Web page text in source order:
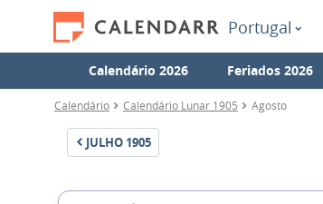
Portugal
Calendário 2026 Feriados 2026
Calendário Calendário Lunar 1905 Agosto
JULHO 1905